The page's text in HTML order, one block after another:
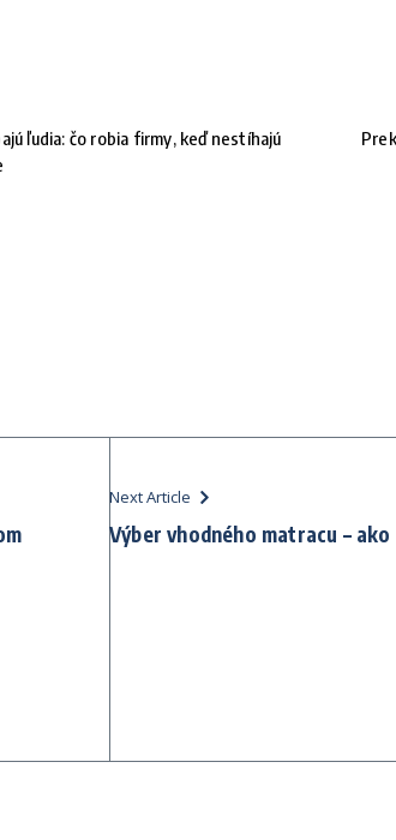
ľudia: čo robia firmy, keď nestíhajú
Next Article
Výber vhodného matracu –